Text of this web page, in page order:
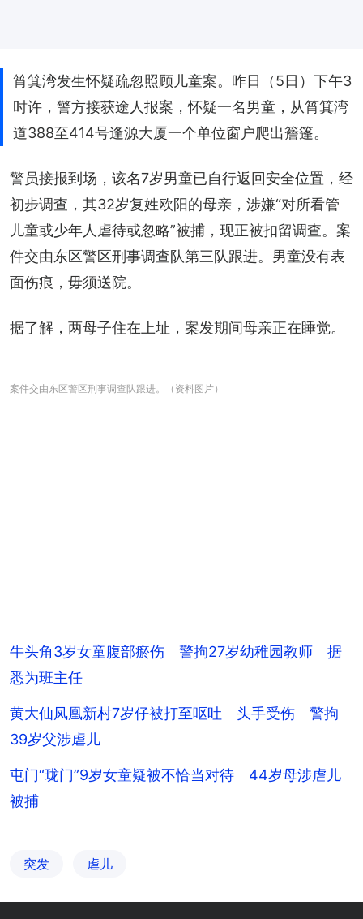
筲箕湾发生怀疑疏忽照顾儿童案。昨日（5日）下午3
时许，警方接获途人报案，怀疑一名男童，从筲箕湾
道388至414号逢源大厦一个单位窗户爬出簷篷。
警员接报到场，该名7岁男童已自行返回安全位置，经
初步调查，其32岁复姓欧阳的母亲，涉嫌“对所看管
儿童或少年人虐待或忽略”被捕，现正被扣留调查。案
件交由东区警区刑事调查队第三队跟进。男童没有表
面伤痕，毋须送院。
据了解，两母子住在上址，案发期间母亲正在睡觉。
案件交由东区警区刑事调查队跟进。（资料图片）
牛头角3岁女童腹部瘀伤 警拘27岁幼稚园教师 据
悉为班主任
黄大仙凤凰新村7岁仔被打至呕吐 头手受伤 警拘
39岁父涉虐儿
屯门“珑门”9岁女童疑被不恰当对待 44岁母涉虐儿
被捕
突发 虐儿